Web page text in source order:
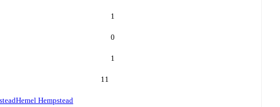
1
0
1
11
Hemel Hempstead